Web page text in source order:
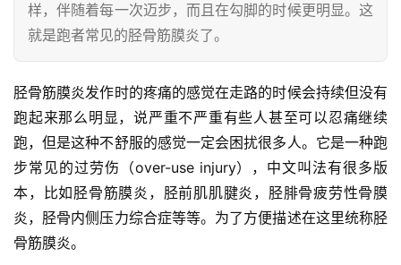
样，伴随着每一次迈步，而且在勾脚的时候更明显。这
就是跑者常见的胫骨筋膜炎了。
胫骨筋膜炎发作时的疼痛的感觉在走路的时候会持续但没有
跑起来那么明显，说严重不严重有些人甚至可以忍痛继续
跑，但是这种不舒服的感觉一定会困扰很多人。它是一种跑
步常见的过劳伤（over-use injury），中文叫法有很多版
本，比如胫骨筋膜炎，胫前肌肌腱炎，胫腓骨疲劳性骨膜
炎，胫骨内侧压力综合症等等。为了方便描述在这里统称胫
骨筋膜炎。